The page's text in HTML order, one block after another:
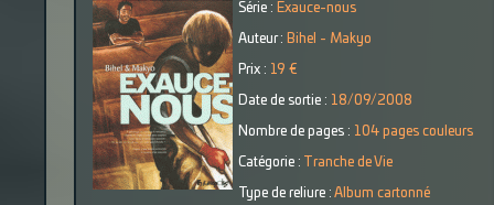
Série : Exauce-nous
Auteur : Bihel - Makyo
Prix : 19 €
Date de sortie : 18/09/2008
Nombre de pages : 104 pages couleurs
Catégorie : Tranche de Vie
Type de reliure : Album cartonné